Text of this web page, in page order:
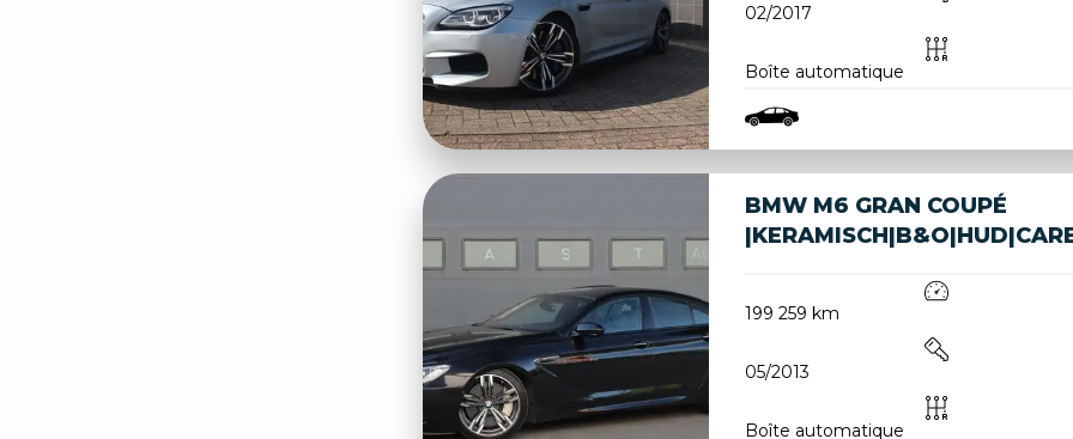
02/2017
Boîte automatique
BMW M6 GRAN COUPÉ
199 259 km
05/2013
Boîte automatique